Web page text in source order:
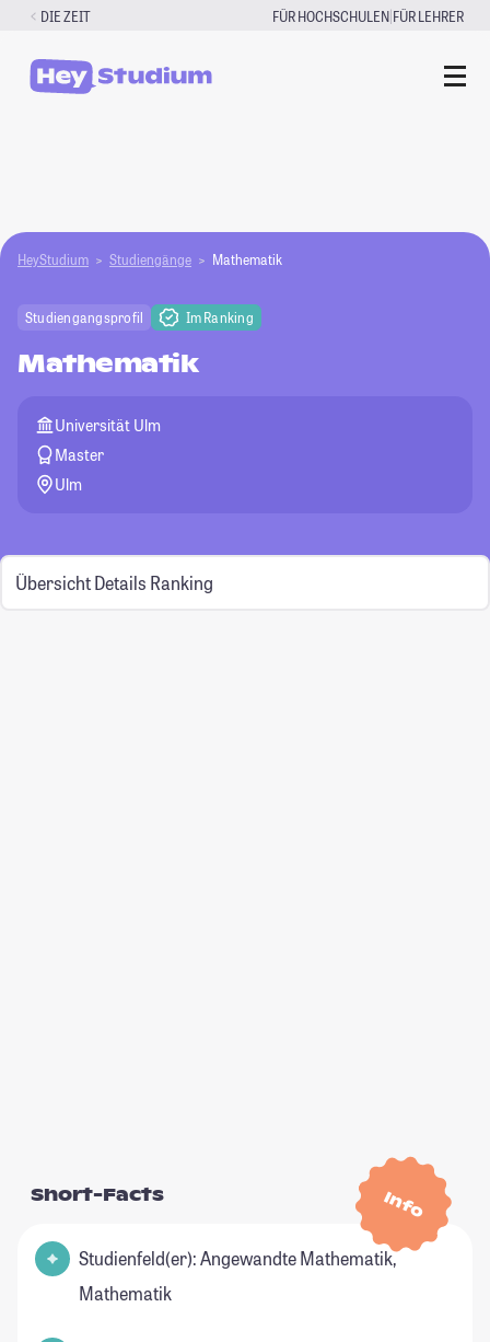
Zum
springen
DIE ZEIT FÜR HOCHSCHULEN|FÜR LEHRER
HeyStudium Studiengänge Mathematik
Studiengangsprofil Im Ranking
Mathematik
Universität Ulm
Master
Ulm
Übersicht Details Ranking
Info
Short-Facts
Studienfeld(er): Angewandte Mathematik,
Mathematik